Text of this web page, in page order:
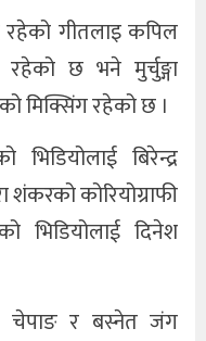
गीतलाइ कपिल
छ भने मुर्चुङ्गा
मिक्सिंग रहेको छ ।
बिरेन्द्र
शंकरको कोरियोग्राफी
भिडियोलाई दिनेश
चेपाङ र बस्नेत जंग